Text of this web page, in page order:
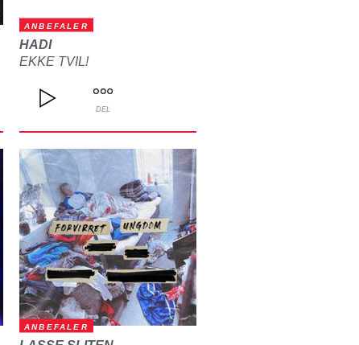
ANBEFALER
HADI
EKKE TVIL!
DEL
ANBEFALER